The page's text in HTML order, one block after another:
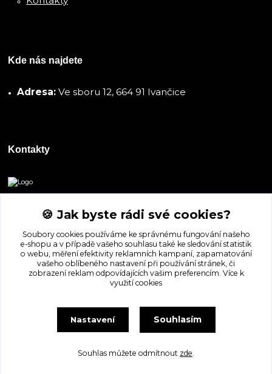
Kde nás najdete
Adresa: Ve sboru 12, 664 91 Ivančice
Kontakty
+420 777 247 722
(Po-Pá, 8-16 hod.)
dorashopp@seznam.cz
Vytvořeno na Eshop-rychle.cz
🍪 Jak byste rádi své cookies?
Soubory cookies používáme ke správnému fungování našeho
e-shopu a v případě vašeho souhlasu také ke sledování statistik
o webu, měření efektivity reklamních kampaní, zapamatování
vašeho oblíbeného nastavení při používání stránek, či
zobrazení reklam odpovídajících vašim preferencím. Více k
využití cookies
Nastavení Souhlasím
Souhlas můžete odmítnout zde